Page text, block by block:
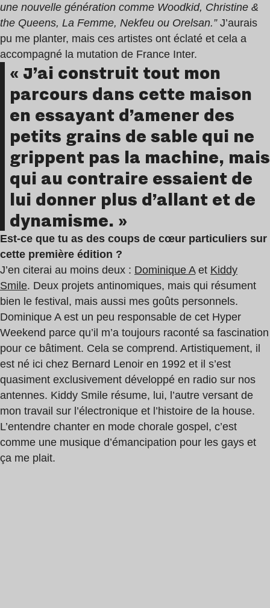
une nouvelle génération comme Woodkid, Christine &
the Queens, La Femme, Nekfeu ou Orelsan.”J’aurais
pu me planter, mais ces artistes ont éclaté et cela a
accompagné la mutation de France Inter.
« J’ai construit tout mon
parcours dans cette maison
en essayant d’amener des
petits grains de sable qui ne
grippent pas la machine, mais
qui au contraire essaient de
lui donner plus d’allant et de
dynamisme. »
Est-ce que tu as des coups de cœur particuliers sur
cette première édition ?
J’en citerai au moins deux : Dominique Aet Kiddy
Smile. Deux projets antinomiques, mais qui résument
bien le festival, mais aussi mes goûts personnels.
Dominique A est un peu responsable de cet Hyper
Weekend parce qu’il m’a toujours raconté sa fascination
pour ce bâtiment. Cela se comprend. Artistiquement, il
est né ici chez Bernard Lenoir en 1992 et il s’est
quasiment exclusivement développé en radio sur nos
antennes. Kiddy Smile résume, lui, l’autre versant de
mon travail sur l’électronique et l’histoire de la house.
L’entendre chanter en mode chorale gospel, c’est
comme une musique d’émancipation pour les gays et
ça me plait.